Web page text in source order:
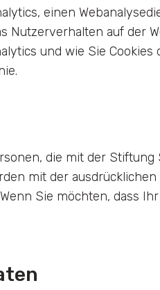
einen
Nutzerverhalten auf der
und wie Sie Cookies
die mit der
mit der
Sie möchten, dass